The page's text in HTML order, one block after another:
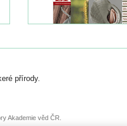
přírody.
Akademie věd ČR.